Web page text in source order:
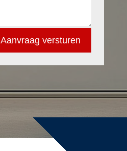
Aanvraag versturen